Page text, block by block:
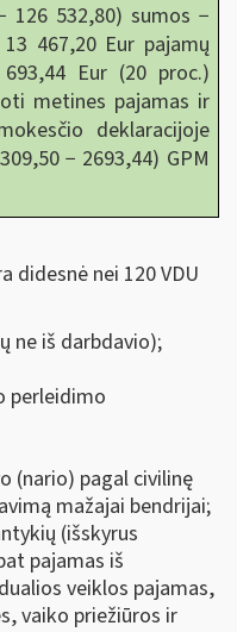
126 532,80) sumos −
467,20 Eur pajamų
Eur (20 proc.)
metines pajamas ir
deklaracijoje
− 2693,44) GPM
didesnė nei 120 VDU
ne iš darbdavio);
perleidimo
(nario) pagal civilinę
mažajai bendrijai;
(išskyrus
pajamas iš
veiklos pajamas,
vaiko priežiūros ir